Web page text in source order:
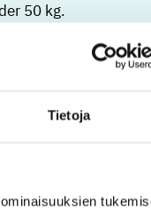
Tietoja
50 kg.
på över 50 kg
för farligt avfall
för farligt